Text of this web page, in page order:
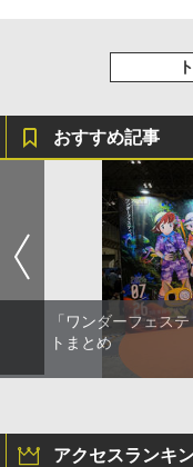
おすすめ記事
「ワンダーフェス
トまとめ
アクセスランキ